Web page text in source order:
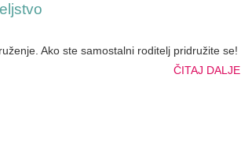
Ako ste samostalni roditelj pridružite se!
ČITAJ DALJE